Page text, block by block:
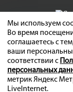
Мы используем
Во время
соглашаетесь с
ваши
соответствии с
персональных
метрик Яндекс
LiveInternet.